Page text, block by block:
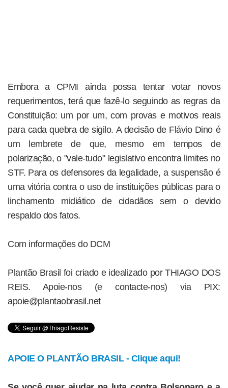
Embora a CPMI ainda possa tentar votar novos
requerimentos, terá que fazê-lo seguindo as regras da
Constituição: um por um, com provas e motivos reais
para cada quebra de sigilo. A decisão de Flávio Dino é
um lembrete de que, mesmo em tempos de
polarização, o "vale-tudo" legislativo encontra limites no
STF. Para os defensores da legalidade, a suspensão é
uma vitória contra o uso de instituições públicas para o
linchamento midiático de cidadãos sem o devido
respaldo dos fatos.
Com informações do DCM
Plantão Brasil foi criado e idealizado por THIAGO DOS
REIS. Apoie-nos (e contacte-nos) via PIX:
apoie@plantaobrasil.net
APOIE O PLANTÃO BRASIL - Clique aqui!